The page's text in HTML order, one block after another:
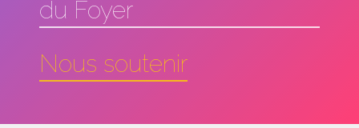
du Foyer
Nous soutenir